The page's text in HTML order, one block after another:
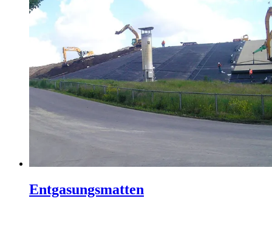
Entgasungsmatten